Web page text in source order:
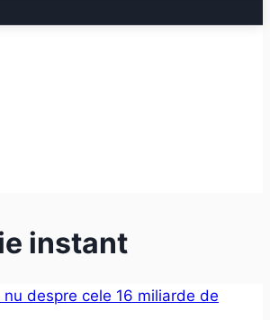
instant